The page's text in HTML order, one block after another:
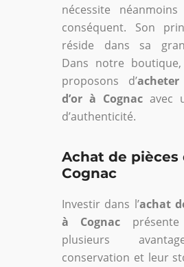
nécessite
conséquent. Son
réside dans sa
Dans notre
proposons d’
d’or à Cognac avec
d’authenticité.
Achat de pièces
Cognac
Investir dans l’achat
à Cognac présente
plusieurs
conservation et leur